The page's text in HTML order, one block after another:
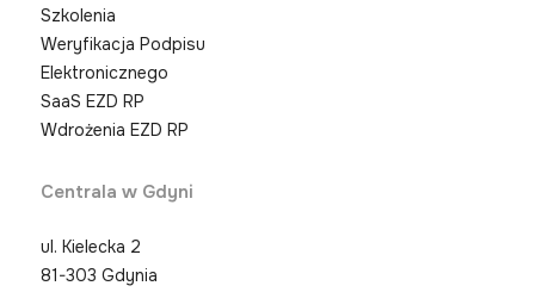
Szkolenia
Weryfikacja Podpisu
Elektronicznego
SaaS EZD RP
Wdrożenia EZD RP
Centrala w Gdyni
ul. Kielecka 2
81-303 Gdynia